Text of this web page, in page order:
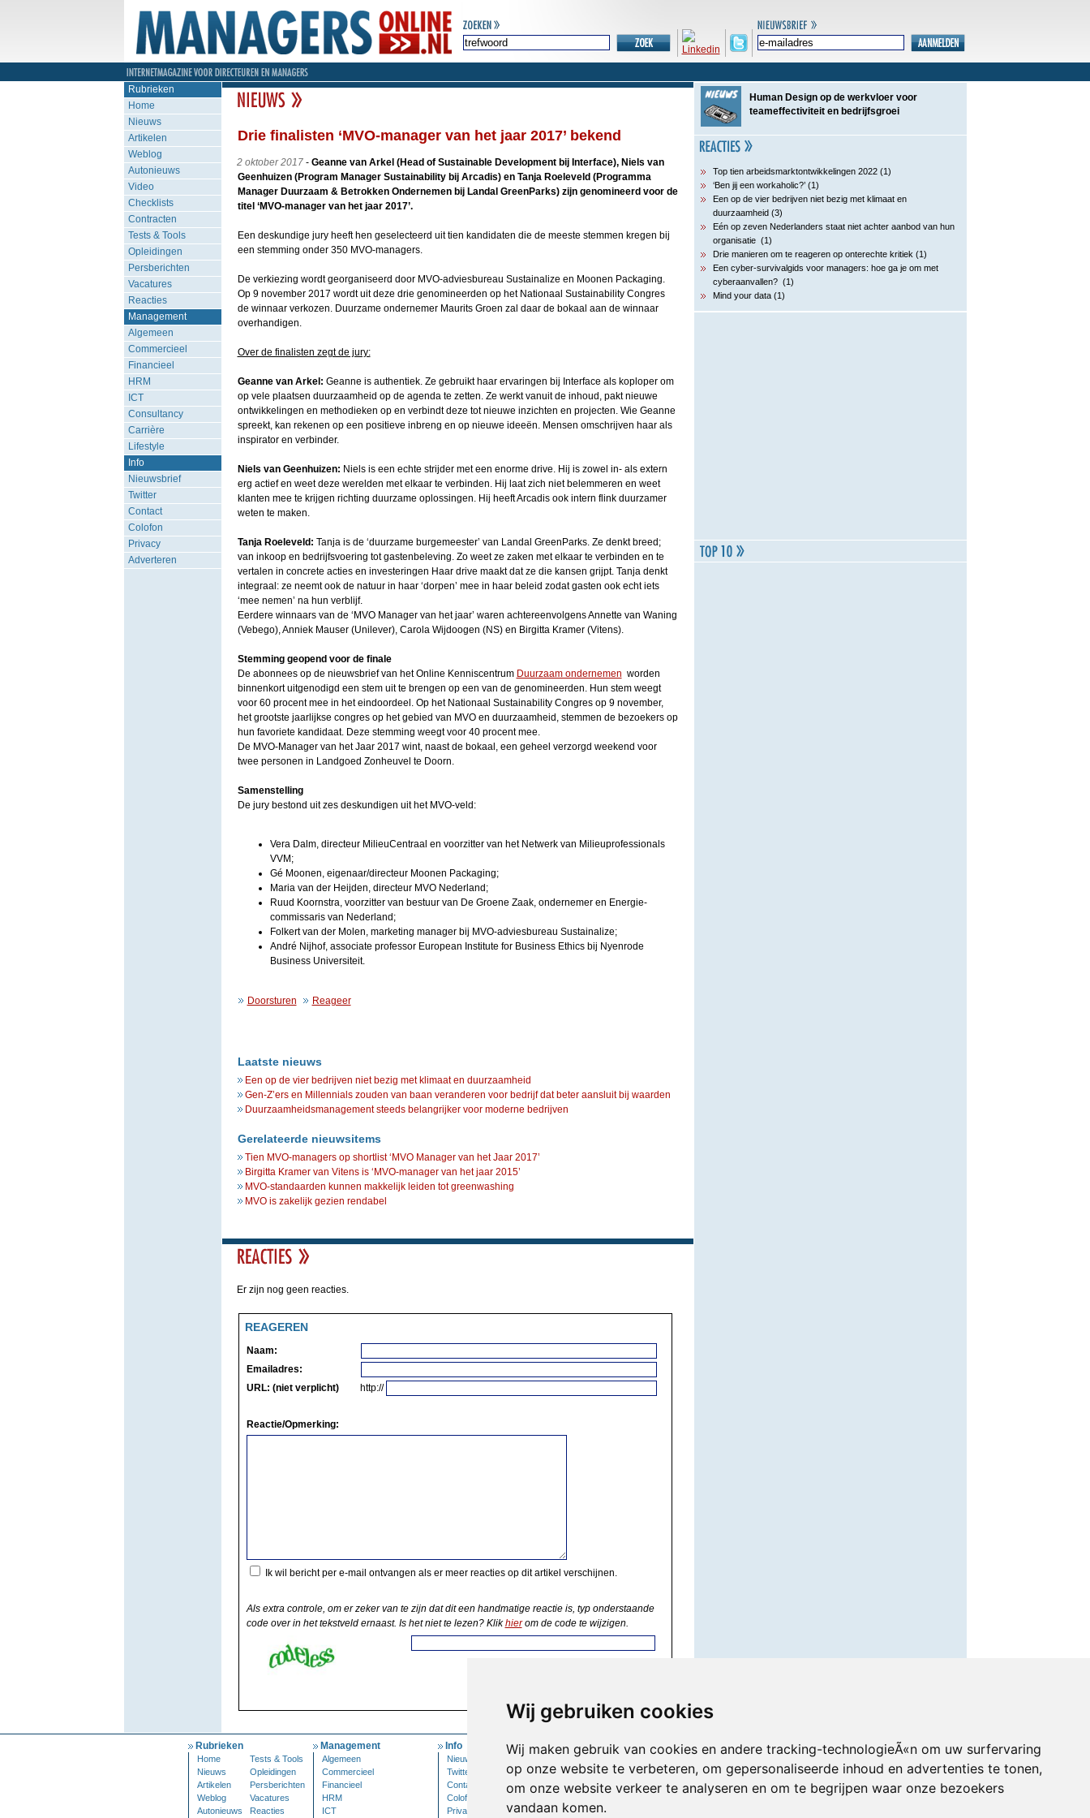
Wij gebruiken cookies
Wij maken gebruik van cookies en andere tracking-technologieÃ«n om uw surfervaring
op onze website te verbeteren, om gepersonaliseerde inhoud en advertenties te tonen,
om onze website verkeer te analyseren en om te begrijpen waar onze bezoekers
vandaan komen.
Rubrieken
Home
Nieuws
Artikelen
Weblog
Autonieuws
Video
Checklists
Contracten
Tests & Tools
Opleidingen
Persberichten
Vacatures
Reacties
Management
Algemeen
Commercieel
Financieel
HRM
ICT
Consultancy
Carrière
Lifestyle
Info
Nieuwsbrief
Twitter
Contact
Colofon
Privacy
Adverteren
Drie finalisten ‘MVO-manager van het jaar 2017’ bekend
2 oktober 2017- Geanne van Arkel (Head of Sustainable Development bij Interface), Niels van
Geenhuizen (Program Manager Sustainability bij Arcadis) en Tanja Roeleveld (Programma
Manager Duurzaam & Betrokken Ondernemen bij Landal GreenParks) zijn genomineerd voor de
titel ‘MVO-manager van het jaar 2017’.
Een deskundige jury heeft hen geselecteerd uit tien kandidaten die de meeste stemmen kregen bij
een stemming onder 350 MVO-managers.
De verkiezing wordt georganiseerd door MVO-adviesbureau Sustainalize en Moonen Packaging.
Op 9 november 2017 wordt uit deze drie genomineerden op het Nationaal Sustainability Congres
de winnaar verkozen. Duurzame ondernemer Maurits Groen zal daar de bokaal aan de winnaar
overhandigen.
Over de finalisten zegt de jury:
Geanne van Arkel: Geanne is authentiek. Ze gebruikt haar ervaringen bij Interface als koploper om
op vele plaatsen duurzaamheid op de agenda te zetten. Ze werkt vanuit de inhoud, pakt nieuwe
ontwikkelingen en methodieken op en verbindt deze tot nieuwe inzichten en projecten. Wie Geanne
spreekt, kan rekenen op een positieve inbreng en op nieuwe ideeën. Mensen omschrijven haar als
inspirator en verbinder.
Niels van Geenhuizen: Niels is een echte strijder met een enorme drive. Hij is zowel in- als extern
erg actief en weet deze werelden met elkaar te verbinden. Hij laat zich niet belemmeren en weet
klanten mee te krijgen richting duurzame oplossingen. Hij heeft Arcadis ook intern flink duurzamer
weten te maken.
Tanja Roeleveld: Tanja is de ‘duurzame burgemeester’ van Landal GreenParks. Ze denkt breed;
van inkoop en bedrijfsvoering tot gastenbeleving. Zo weet ze zaken met elkaar te verbinden en te
vertalen in concrete acties en investeringen Haar drive maakt dat ze die kansen grijpt. Tanja denkt
integraal: ze neemt ook de natuur in haar ‘dorpen’ mee in haar beleid zodat gasten ook echt iets
‘mee nemen’ na hun verblijf.
Eerdere winnaars van de ‘MVO Manager van het jaar’ waren achtereenvolgens Annette van Waning
(Vebego), Anniek Mauser (Unilever), Carola Wijdoogen (NS) en Birgitta Kramer (Vitens).
Stemming geopend voor de finale
De abonnees op de nieuwsbrief van het Online Kenniscentrum Duurzaam ondernemen worden
binnenkort uitgenodigd een stem uit te brengen op een van de genomineerden. Hun stem weegt
voor 60 procent mee in het eindoordeel. Op het Nationaal Sustainability Congres op 9 november,
het grootste jaarlijkse congres op het gebied van MVO en duurzaamheid, stemmen de bezoekers op
hun favoriete kandidaat. Deze stemming weegt voor 40 procent mee.
De MVO-Manager van het Jaar 2017 wint, naast de bokaal, een geheel verzorgd weekend voor
twee personen in Landgoed Zonheuvel te Doorn.
Samenstelling
De jury bestond uit zes deskundigen uit het MVO-veld:
Vera Dalm, directeur MilieuCentraal en voorzitter van het Netwerk van Milieuprofessionals
VVM;
Gé Moonen, eigenaar/directeur Moonen Packaging;
Maria van der Heijden, directeur MVO Nederland;
Ruud Koornstra, voorzitter van bestuur van De Groene Zaak, ondernemer en Energie-
commissaris van Nederland;
Folkert van der Molen, marketing manager bij MVO-adviesbureau Sustainalize;
André Nijhof, associate professor European Institute for Business Ethics bij Nyenrode
Business Universiteit.
Doorsturen Reageer
Laatste nieuws
Een op de vier bedrijven niet bezig met klimaat en duurzaamheid
Gen-Z’ers en Millennials zouden van baan veranderen voor bedrijf dat beter aansluit bij waarden
Duurzaamheidsmanagement steeds belangrijker voor moderne bedrijven
Gerelateerde nieuwsitems
Tien MVO-managers op shortlist ‘MVO Manager van het Jaar 2017’
Birgitta Kramer van Vitens is ‘MVO-manager van het jaar 2015’
MVO-standaarden kunnen makkelijk leiden tot greenwashing
MVO is zakelijk gezien rendabel
Er zijn nog geen reacties.
REAGEREN
Naam:
Emailadres:
URL: (niet verplicht)
http://
Reactie/Opmerking:
Ik wil bericht per e-mail ontvangen als er meer reacties op dit artikel verschijnen.
Als extra controle, om er zeker van te zijn dat dit een handmatige reactie is, typ onderstaande
code over in het tekstveld ernaast. Is het niet te lezen? Klikhierom de code te wijzigen.
Human Design op de werkvloer voor
teameffectiviteit en bedrijfsgroei
Top tien arbeidsmarktontwikkelingen 2022 (1)
‘Ben jij een workaholic?’ (1)
Een op de vier bedrijven niet bezig met klimaat en
duurzaamheid (3)
Eén op zeven Nederlanders staat niet achter aanbod van hun
organisatie (1)
Drie manieren om te reageren op onterechte kritiek (1)
Een cyber-survivalgids voor managers: hoe ga je om met
cyberaanvallen? (1)
Mind your data (1)
Rubrieken
Home
Tests & Tools
Nieuws
Opleidingen
Artikelen
Persberichten
Weblog
Vacatures
Autonieuws
Reacties
Management
Algemeen
Commercieel
Financieel
HRM
ICT
Info
Nieuwsbrief
Twitter
Contact
Colofon
Privacy
Mijn Account
Inloggen